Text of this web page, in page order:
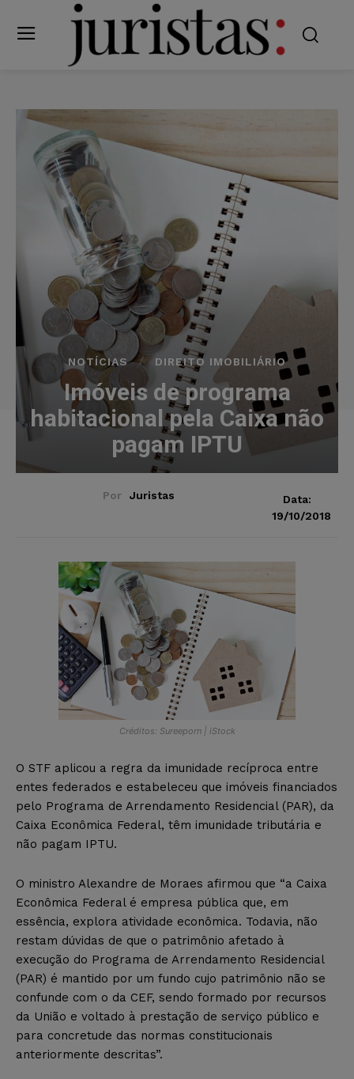
NOTÍCIAS DIREITO IMOBILIÁRIO
Imóveis de programa
habitacional pela Caixa não
pagam IPTU
Por Juristas
Data:
19/10/2018
Créditos: Sureeporn | iStock
O STF aplicou a regra da imunidade recíproca entre
entes federados e estabeleceu que imóveis financiados
pelo Programa de Arrendamento Residencial (PAR), da
Caixa Econômica Federal, têm imunidade tributária e
não pagam IPTU.
O ministro Alexandre de Moraes afirmou que “a Caixa
Econômica Federal é empresa pública que, em
essência, explora atividade econômica. Todavia, não
restam dúvidas de que o patrimônio afetado à
execução do Programa de Arrendamento Residencial
(PAR) é mantido por um fundo cujo patrimônio não se
confunde com o da CEF, sendo formado por recursos
da União e voltado à prestação de serviço público e
para concretude das normas constitucionais
anteriormente descritas”.